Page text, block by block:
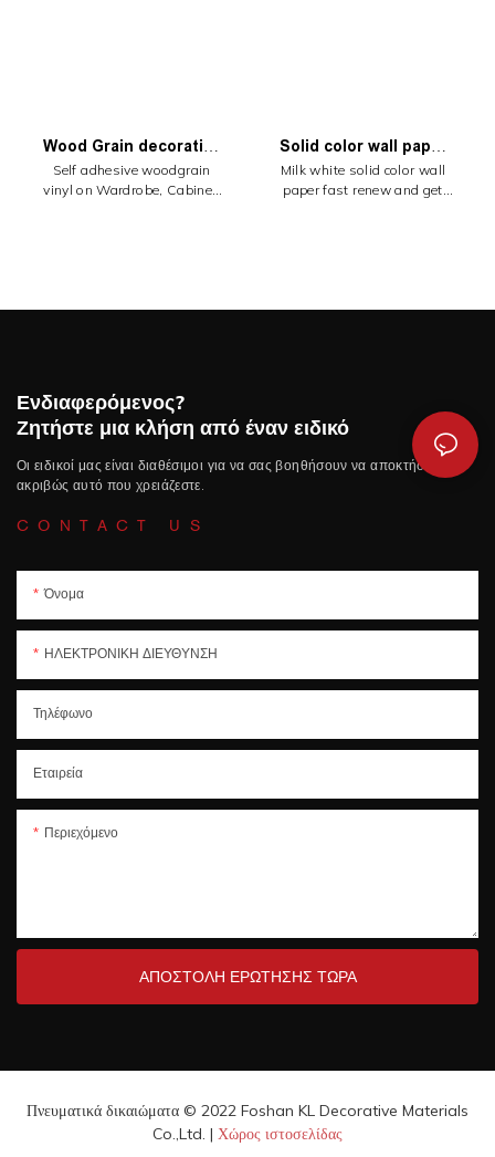
Wood Grain decorative
case
Self adhesive woodgrain
vinyl on Wardrobe, Cabinet,
Solid color wall paper
case
Milk white solid color wall
paper fast renew and get
Ενδιαφερόμενος?
Ζητήστε μια κλήση από έναν ειδικό
Οι ειδικοί μας είναι διαθέσιμοι για να σας βοηθήσουν να αποκτήσετε
ακριβώς αυτό που χρειάζεστε.
CONTACT US
Όνομα
ΗΛΕΚΤΡΟΝΙΚΗ ΔΙΕΥΘΥΝΣΗ
Τηλέφωνο
Εταιρεία
Περιεχόμενο
ΑΠΟΣΤΟΛΉ ΕΡΏΤΗΣΗΣ ΤΏΡΑ
Πνευματικά δικαιώματα © 2022 Foshan KL Decorative Materials
Co.,Ltd. | Χώρος ιστοσελίδας